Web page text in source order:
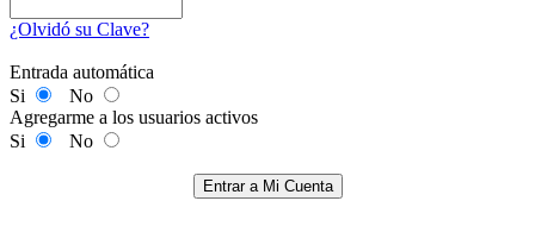
¿Olvidó su Clave?
Entrada automática
Si
No
Agregarme a los usuarios activos
Si
No
Entrar a Mi Cuenta